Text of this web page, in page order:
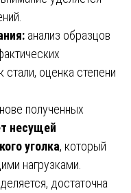
анализ образцов
стали, оценка степени
полученных
несущей
уголка, который
нагрузками.
достаточна